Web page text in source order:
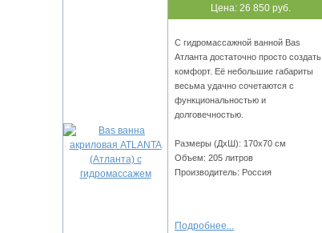
Цена: 26 850 руб.
С гидромассажной ванной Bas
Атланта достаточно просто создать
комфорт. Её небольшие габариты
весьма удачно сочетаются с
функциональностью и
долговечностью.
Размеры (ДхШ): 170х70 см
Объем: 205 литров
Производитель: Россия
Подробнее...